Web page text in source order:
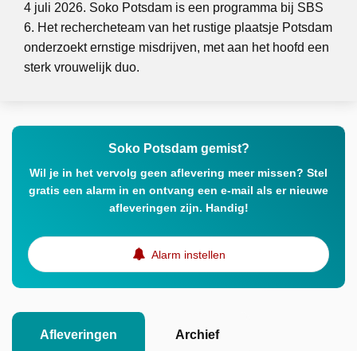
4 juli 2026. Soko Potsdam is een programma bij SBS
6. Het rechercheteam van het rustige plaatsje Potsdam
onderzoekt ernstige misdrijven, met aan het hoofd een
sterk vrouwelijk duo.
Soko Potsdam gemist?
Wil je in het vervolg geen aflevering meer missen? Stel
gratis een alarm in en ontvang een e-mail als er nieuwe
afleveringen zijn. Handig!
Alarm instellen
Afleveringen Archief